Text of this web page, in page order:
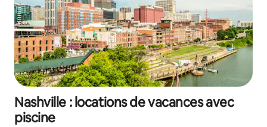
Nashville : locations de vacances avec
piscine